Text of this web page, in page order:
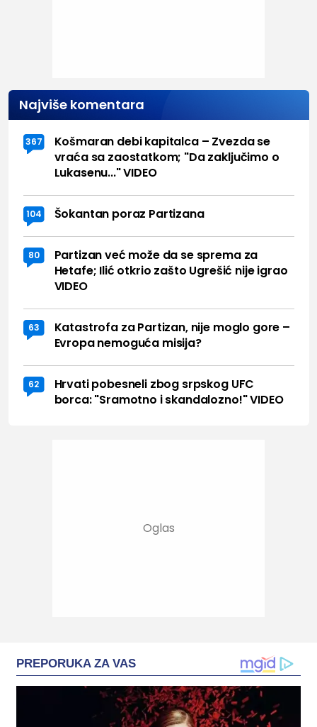
Najviše komentara
367
Košmaran debi kapitalca – Zvezda se
vraća sa zaostatkom; "Da zaključimo o
Lukasenu..." VIDEO
104 Šokantan poraz Partizana
80
Partizan već može da se sprema za
Hetafe; Ilić otkrio zašto Ugrešić nije igrao
VIDEO
63
Katastrofa za Partizan, nije moglo gore –
Evropa nemoguća misija?
62
Hrvati pobesneli zbog srpskog UFC
borca: "Sramotno i skandalozno!" VIDEO
PREPORUKA ZA VAS